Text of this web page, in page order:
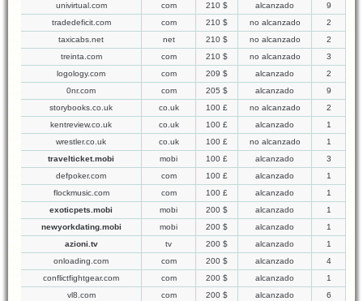
univirtual.com
com 210 $ alcanzado
9
tradedeficit.com
com 210 $ no alcanzado
2
taxicabs.net
net 210 $ no alcanzado
2
treinta.com
com 210 $ no alcanzado
3
logology.com
com 209 $ alcanzado
2
0nr.com
com 205 $ alcanzado
9
storybooks.co.uk
co.uk 100 £ no alcanzado
2
kentreview.co.uk
co.uk 100 £ alcanzado
1
wrestler.co.uk
co.uk 100 £ no alcanzado
1
travelticket.mobi
mobi 100 £ alcanzado
3
defpoker.com
com 100 £ alcanzado
1
flockmusic.com
com 100 £ alcanzado
1
exoticpets.mobi
mobi 200 $ alcanzado
1
newyorkdating.mobi
mobi 200 $ alcanzado
1
azioni.tv
tv 200 $ alcanzado
1
onloading.com
com 200 $ alcanzado
4
conflictfightgear.com
com 200 $ alcanzado
1
vl8.com
com 200 $ alcanzado
6